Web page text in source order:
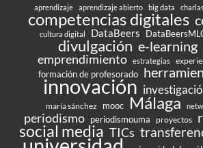
aprendizaje aprendizaje abierto big data
competencias digitales
cultura digital DataBeers
divulgación e-learning
emprendimiento estrategias
formación de profesorado
innovación
maría sánchez
mooc Málaga
periodismo periodismouma proyectos
social media TICs